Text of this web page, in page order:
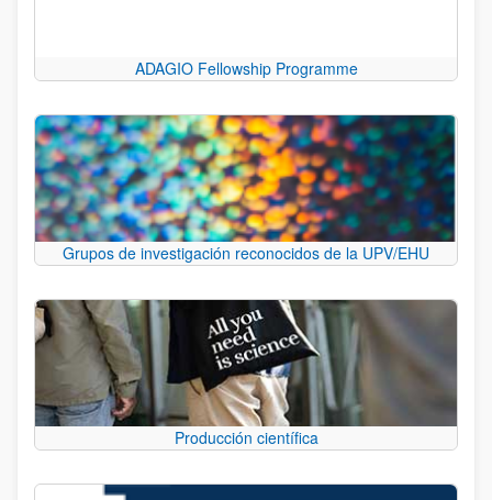
ADAGIO Fellowship Programme
Grupos de investigación reconocidos de la UPV/EHU
Producción científica